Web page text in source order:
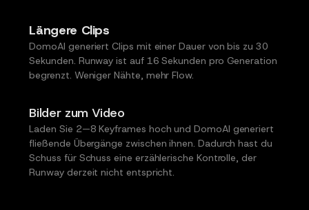
Längere Clips
DomoAI generiert Clips mit einer Dauer von bis zu 30
Sekunden. Runway ist auf 16 Sekunden pro Generation
begrenzt. Weniger Nähte, mehr Flow.
Bilder zum Video
Laden Sie 2—8 Keyframes hoch und DomoAI generiert
fließende Übergänge zwischen ihnen. Dadurch hast du
Schuss für Schuss eine erzählerische Kontrolle, der
Runway derzeit nicht entspricht.